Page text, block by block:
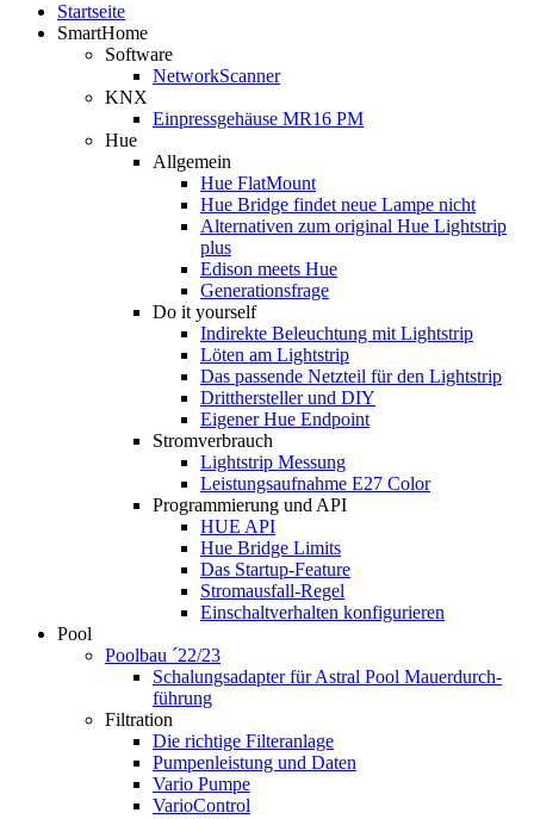
Startseite
SmartHome
Software
NetworkScanner
KNX
Einpressgehäuse MR16 PM
Hue
Allgemein
Hue FlatMount
Hue Bridge findet neue Lampe nicht
Alternativen zum original Hue Lightstrip
plus
Edison meets Hue
Generationsfrage
Do it yourself
Indirekte Beleuchtung mit Lightstrip
Löten am Lightstrip
Das passende Netzteil für den Lightstrip
Dritthersteller und DIY
Eigener Hue Endpoint
Stromverbrauch
Lightstrip Messung
Leistungsaufnahme E27 Color
Programmierung und API
HUE API
Hue Bridge Limits
Das Startup-Feature
Stromausfall-Regel
Einschaltverhalten konfigurieren
Pool
Poolbau ´22/23
Schalungs­adapter für Astral Pool Mauer­durch­
führung
Filtration
Die richtige Filter­anlage
Pumpenleistung und Daten
Vario Pumpe
Vario­Control